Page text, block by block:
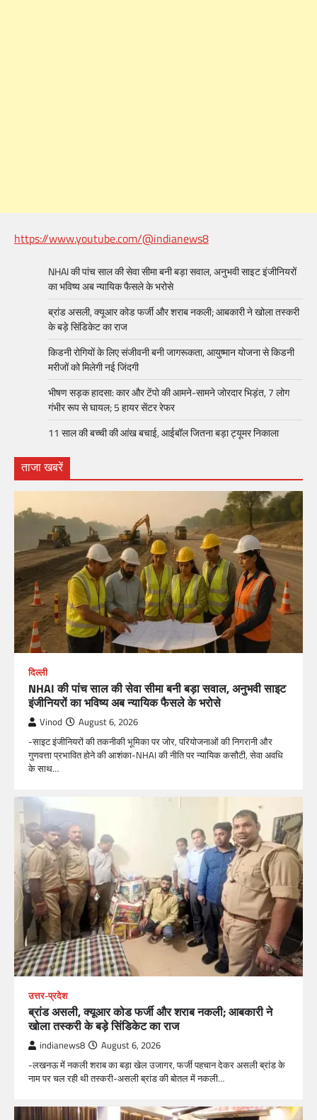
https://www.youtube.com/@indianews8
NHAI की पांच साल की सेवा सीमा बनी बड़ा सवाल, अनुभवी साइट इंजीनियरों
का भविष्य अब न्यायिक फैसले के भरोसे
ब्रांड असली, क्यूआर कोड फर्जी और शराब नकली; आबकारी ने खोला तस्करी
के बड़े सिंडिकेट का राज
किडनी रोगियों के लिए संजीवनी बनी जागरूकता, आयुष्मान योजना से किडनी
मरीजों को मिलेगी नई जिंदगी
भीषण सड़क हादसा: कार और टेंपो की आमने-सामने जोरदार भिड़ंत, 7 लोग
गंभीर रूप से घायल; 5 हायर सेंटर रेफर​
11 साल की बच्ची की आंख बचाई, आईबॉल जितना बड़ा ट्यूमर निकाला
ताजा खबरें
दिल्ली
NHAI की पांच साल की सेवा सीमा बनी बड़ा सवाल, अनुभवी साइट
इंजीनियरों का भविष्य अब न्यायिक फैसले के भरोसे
Vinod August 6, 2026
-साइट इंजीनियरों की तकनीकी भूमिका पर जोर, परियोजनाओं की निगरानी और
गुणवत्ता प्रभावित होने की आशंका-NHAI की नीति पर न्यायिक कसौटी, सेवा अवधि
के साथ…
उत्तर-प्रदेश
ब्रांड असली, क्यूआर कोड फर्जी और शराब नकली; आबकारी ने
खोला तस्करी के बड़े सिंडिकेट का राज
indianews8 August 6, 2026
-लखनऊ में नकली शराब का बड़ा खेल उजागर, फर्जी पहचान देकर असली ब्रांड के
नाम पर चल रही थी तस्करी-असली ब्रांड की बोतल में नकली…